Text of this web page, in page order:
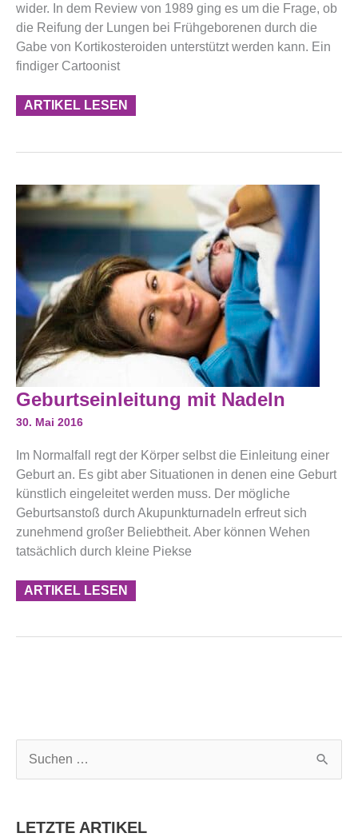
wider. In dem Review von 1989 ging es um die Frage, ob
die Reifung der Lungen bei Frühgeborenen durch die
Gabe von Kortikosteroiden unterstützt werden kann. Ein
findiger Cartoonist
ARTIKEL LESEN
Geburtseinleitung mit Nadeln
30. Mai 2016
Im Normalfall regt der Körper selbst die Einleitung einer
Geburt an. Es gibt aber Situationen in denen eine Geburt
künstlich eingeleitet werden muss. Der mögliche
Geburtsanstoß durch Akupunkturnadeln erfreut sich
zunehmend großer Beliebtheit. Aber können Wehen
tatsächlich durch kleine Piekse
Geburtseinleitung
Mit
Nadeln
ARTIKEL LESEN
u
h
LETZTE ARTIKEL